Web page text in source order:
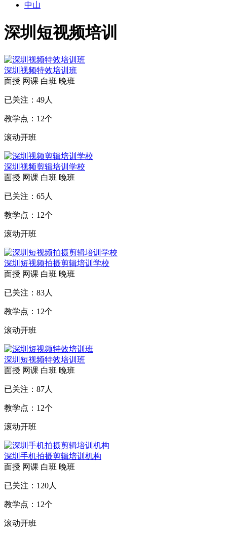
中山
深圳短视频培训
深圳视频特效培训班
面授 网课 白班 晚班
已关注： 49人
教学点： 12个
滚动开班
深圳视频剪辑培训学校
面授 网课 白班 晚班
已关注： 65人
教学点： 12个
滚动开班
深圳短视频拍摄剪辑培训学校
面授 网课 白班 晚班
已关注： 83人
教学点： 12个
滚动开班
深圳短视频特效培训班
面授 网课 白班 晚班
已关注： 87人
教学点： 12个
滚动开班
深圳手机拍摄剪辑培训机构
面授 网课 白班 晚班
已关注： 120人
教学点： 12个
滚动开班